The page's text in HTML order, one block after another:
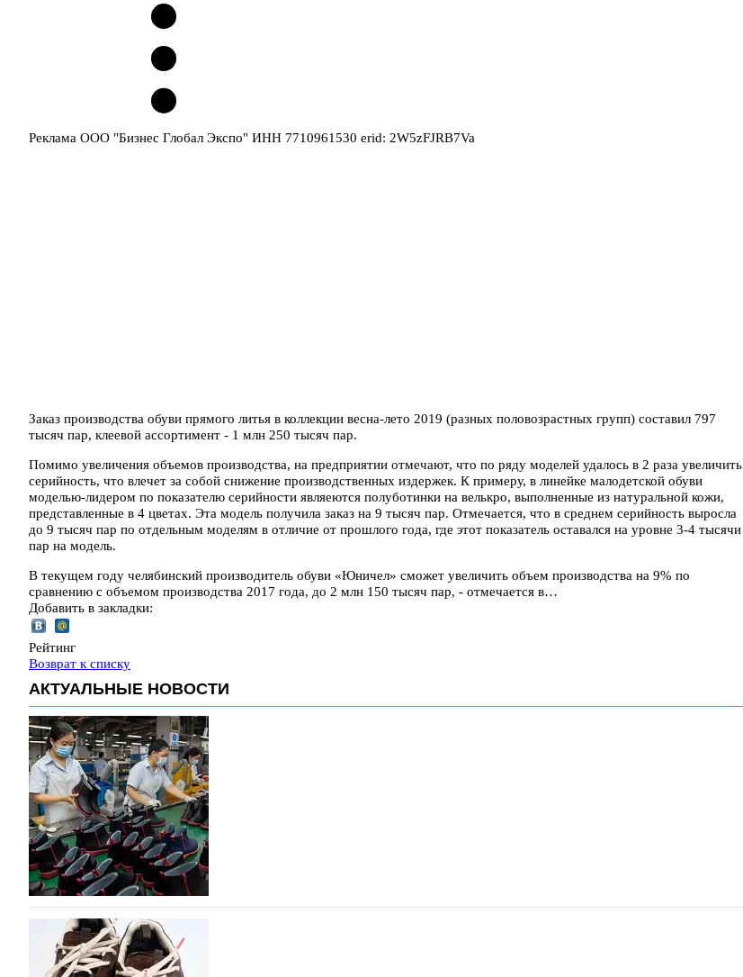
Реклама ООО "Бизнес Глобал Экспо" ИНН 7710961530 erid: 2W5zFJRB7Va
Заказ производства обуви прямого литья в коллекции весна-лето 2019 (разных половозрастных групп) составил 797
тысяч пар, клеевой ассортимент - 1 млн 250 тысяч пар.
Помимо увеличения объемов производства, на предприятии отмечают, что по ряду моделей удалось в 2 раза увеличить
серийность, что влечет за собой снижение производственных издержек. К примеру, в линейке малодетской обуви
моделью-лидером по показателю серийности являеются полуботинки на велькро, выполненные из натуральной кожи,
представленные в 4 цветах. Эта модель получила заказ на 9 тысяч пар. Отмечается, что в среднем серийность выросла
до 9 тысяч пар по отдельным моделям в отличие от прошлого года, где этот показатель оставался на уровне 3-4 тысячи
пар на модель.
В текущем году челябинский производитель обуви «Юничел» сможет увеличить объем производства на 9% по
сравнению с объемом производства 2017 года, до 2 млн 150 тысяч пар, - отмечается в…
Добавить в закладки:
Рейтинг
Возврат к списку
АКТУАЛЬНЫЕ НОВОСТИ
Объем мирового производства обуви в 2025 году практически не увеличился
В 2025 году мировое производство обуви практически не изменилось, зафиксировав незначительный рост